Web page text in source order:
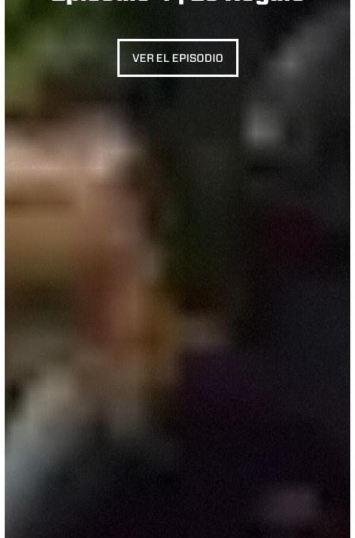
VER EL EPISODIO